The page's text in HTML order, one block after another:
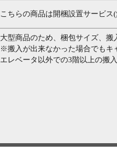
こちらの商品は開梱設置サービス
大型商品のため、梱包サイズ、搬
※搬入が出来なかった場合でもキ
エレベータ以外での3階以上の搬